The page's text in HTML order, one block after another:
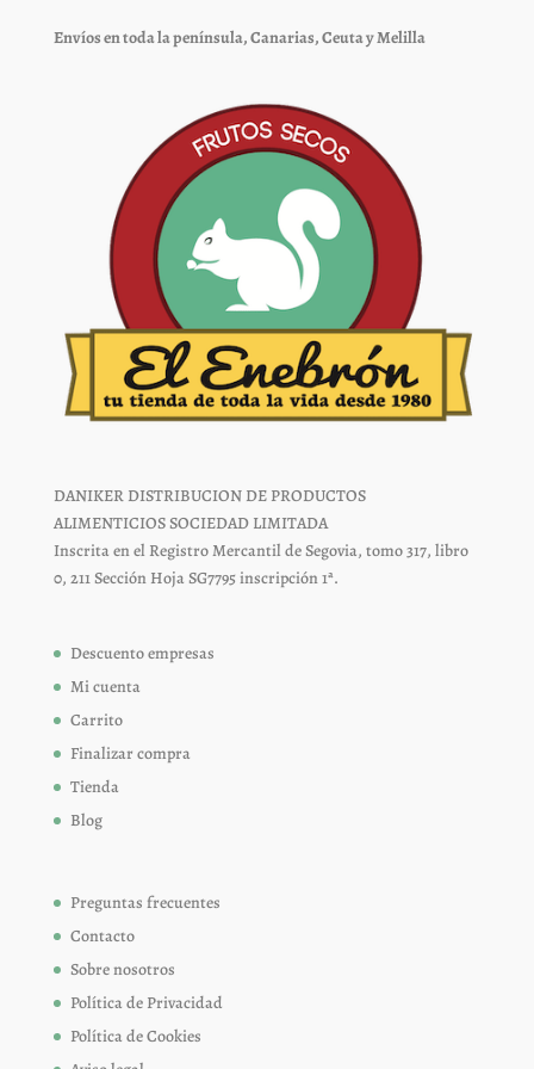
elegir
página
de
Envíos en toda la península, Canarias, Ceuta y Melilla
DANIKER DISTRIBUCION DE PRODUCTOS
ALIMENTICIOS SOCIEDAD LIMITADA
Inscrita en el Registro Mercantil de Segovia, tomo 317, libro
0, 211 Sección Hoja SG7795 inscripción 1ª.
Descuento empresas
Mi cuenta
Carrito
Finalizar compra
Tienda
Blog
Preguntas frecuentes
Contacto
Sobre nosotros
Política de Privacidad
Política de Cookies